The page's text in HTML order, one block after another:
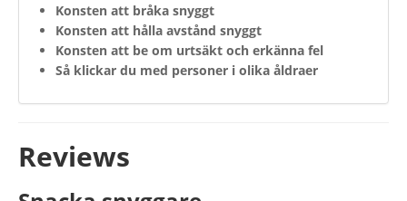
Konsten att bråka snyggt
Konsten att hålla avstånd snyggt
Konsten att be om urtsäkt och erkänna fel
Så klickar du med personer i olika åldraer
Reviews